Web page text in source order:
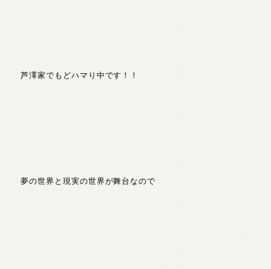
芦澤家でもどハマり中です！！
夢の世界と現実の世界が舞台なので